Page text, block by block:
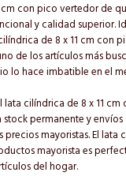
cm con pico vertedor de
y calidad superior.
de 8 x 11 cm con
de los artículos más
lo hace imbatible en el
lata cilíndrica de 8 x 11
permanente y
mayoristas. El lata
mayorista es
del hogar.